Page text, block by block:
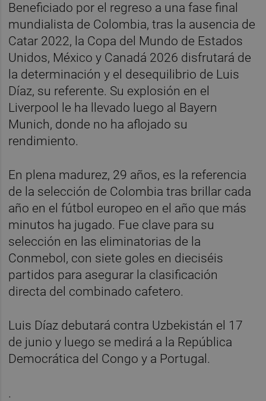
Beneficiado por el regreso a una fase final
mundialista de Colombia, tras la ausencia de
Catar 2022, la Copa del Mundo de Estados
Unidos, México y Canadá 2026 disfrutará de
la determinación y el desequilibrio de Luis
Díaz, su referente. Su explosión en el
Liverpool le ha llevado luego al Bayern
Munich, donde no ha aflojado su
rendimiento.
En plena madurez, 29 años, es la referencia
de la selección de Colombia tras brillar cada
año en el fútbol europeo en el año que más
minutos ha jugado. Fue clave para su
selección en las eliminatorias de la
Conmebol, con siete goles en dieciséis
partidos para asegurar la clasificación
directa del combinado cafetero.
Luis Díaz debutará contra Uzbekistán el 17
de junio y luego se medirá a la República
Democrática del Congo y a Portugal.
.